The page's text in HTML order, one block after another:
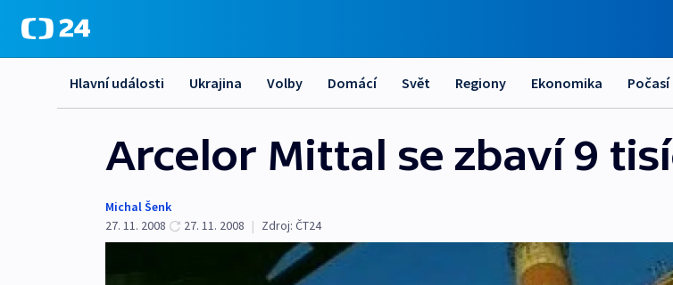
Hlavní události Ukrajina Volby Domácí Svět Regiony Ekonomika Počasí
Arcelor Mittal se zbaví 9
Michal Šenk
27. 11. 2008
27. 11. 2008 | Zdroj: ČT24